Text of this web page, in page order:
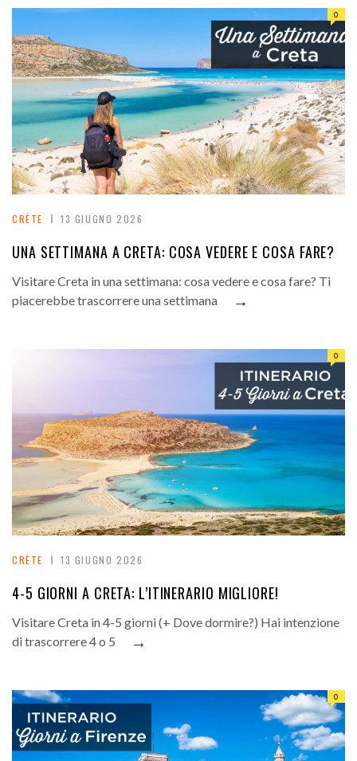
CRÈTE 13 GIUGNO 2026
0
UNA SETTIMANA A CRETA: COSA VEDERE E COSA FARE?
Visitare Creta in una settimana: cosa vedere e cosa fare? Ti
piacerebbe trascorrere una settimana
→
CRÈTE 13 GIUGNO 2026
0
4-5 GIORNI A CRETA: L’ITINERARIO MIGLIORE!
Visitare Creta in 4-5 giorni (+ Dove dormire?) Hai intenzione
di trascorrere 4 o 5
→
0